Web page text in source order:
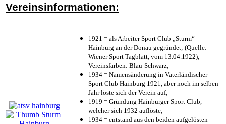
Vereinsinformationen:
1921 = als Arbeiter Sport Club „Sturm“
Hainburg an der Donau gegründet; (Quelle:
Wiener Sport Tagblatt, vom 13.04.1922);
Vereinsfarben: Blau-Schwarz;
1934 = Namensänderung in Vaterländischer
Sport Club Hainburg 1921, aber noch im selben
Jahr löste sich der Verein auf;
1919 = Gründung Hainburger Sport Club,
welcher sich 1932 auflöste;
1934 = entstand aus den beiden aufgelösten